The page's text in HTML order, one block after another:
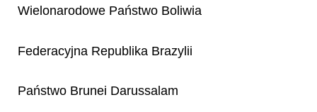
Wielonarodowe Państwo Boliwia
Federacyjna Republika Brazylii
Państwo Brunei Darussalam